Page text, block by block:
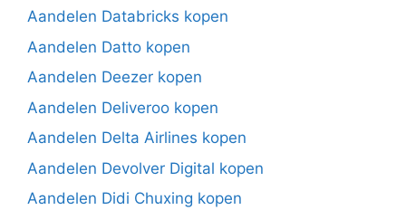
Aandelen Databricks kopen
Aandelen Datto kopen
Aandelen Deezer kopen
Aandelen Deliveroo kopen
Aandelen Delta Airlines kopen
Aandelen Devolver Digital kopen
Aandelen Didi Chuxing kopen